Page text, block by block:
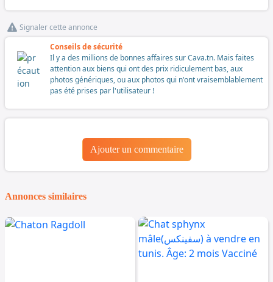
Signaler cette annonce
Conseils de sécurité
Il y a des millions de bonnes affaires sur Cava.tn. Mais faites
attention aux biens qui ont des prix ridiculement bas, aux
photos génériques, ou aux photos qui n'ont vraisemblablement
pas été prises par l'utilisateur !
Ajouter un commentaire
Annonces similaires